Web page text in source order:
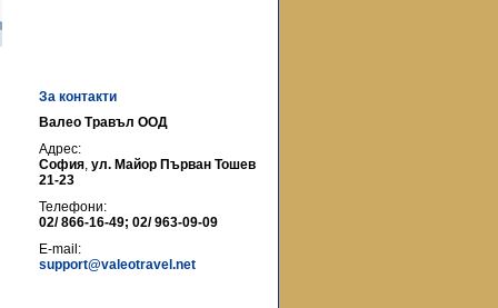
За контакти
Валео Травъл ООД
Адрес:
София, ул. Майор Първан Тошев
21-23
Телефони:
02/ 866-16-49; 02/ 963-09-09
E-mail:
support@valeotravel.net